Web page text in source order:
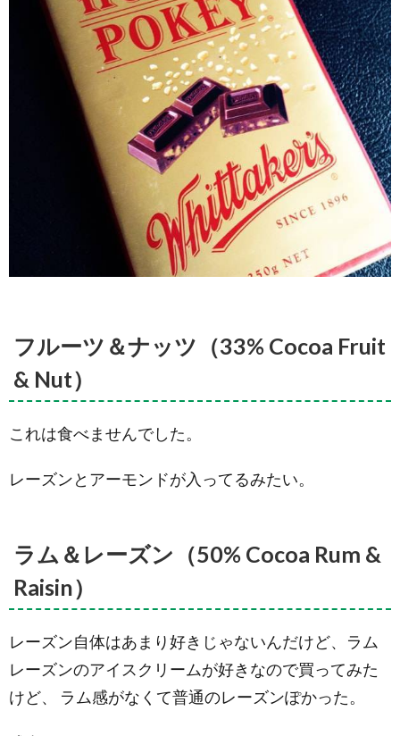
フルーツ＆ナッツ（33% Cocoa Fruit
& Nut）
これは食べませんでした。
レーズンとアーモンドが入ってるみたい。
ラム＆レーズン（50% Cocoa Rum &
Raisin）
レーズン自体はあまり好きじゃないんだけど、ラム
レーズンのアイスクリームが好きなので買ってみた
けど、 ラム感がなくて普通のレーズンぽかった。